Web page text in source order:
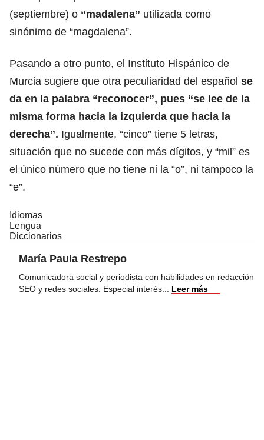
(septiembre) o “madalena” utilizada como
sinónimo de “magdalena”.
Pasando a otro punto, el Instituto Hispánico de
Murcia sugiere que otra peculiaridad del español se
da en la palabra “reconocer”, pues “se lee de la
misma forma hacia la izquierda que hacia la
derecha”. Igualmente, “cinco” tiene 5 letras,
situación que no sucede con más dígitos, y “mil” es
el único número que no tiene ni la “o”, ni tampoco la
“e”.
Idiomas
Lengua
Diccionarios
María Paula Restrepo
Comunicadora social y periodista con habilidades en redacción
SEO y redes sociales. Especial interés
Leer más